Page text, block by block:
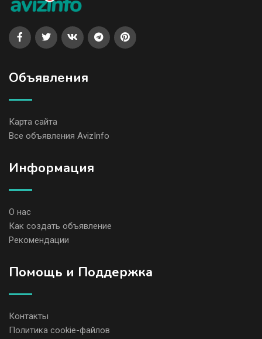
Объявления
Карта сайта
Все объявления AvizInfo
Информация
О нас
Как создать объявление
Рекомендации
Помощь и Поддержка
Контакты
Политика cookie-файлов